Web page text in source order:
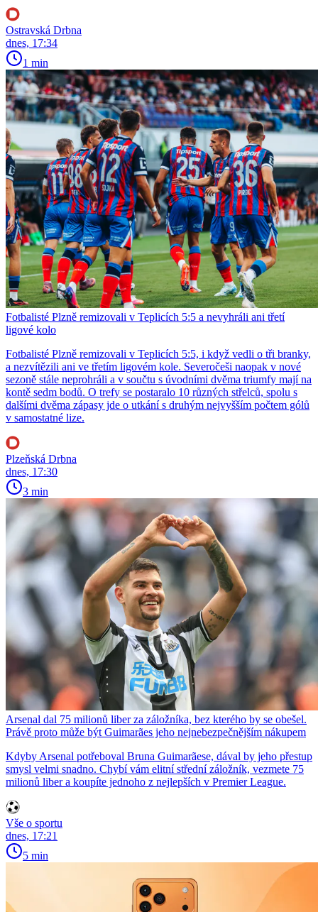
Ostravská Drbna
dnes, 17:34
1 min
Fotbalisté Plzně remizovali v Teplicích 5:5 a nevyhráli ani třetí
ligové kolo
Fotbalisté Plzně remizovali v Teplicích 5:5, i když vedli o tři branky,
a nezvítězili ani ve třetím ligovém kole. Severočeši naopak v nové
sezoně stále neprohráli a v součtu s úvodními dvěma triumfy mají na
kontě sedm bodů. O trefy se postaralo 10 různých střelců, spolu s
dalšími dvěma zápasy jde o utkání s druhým nejvyšším počtem gólů
v samostatné lize.
Plzeňská Drbna
dnes, 17:30
3 min
Arsenal dal 75 milionů liber za záložníka, bez kterého by se obešel.
Právě proto může být Guimarães jeho nejnebezpečnějším nákupem
Kdyby Arsenal potřeboval Bruna Guimarãese, dával by jeho přestup
smysl velmi snadno. Chybí vám elitní střední záložník, vezmete 75
milionů liber a koupíte jednoho z nejlepších v Premier League.
Vše o sportu
dnes, 17:21
5 min